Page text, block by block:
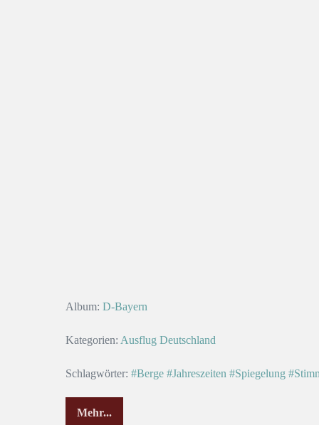
Album: D-Bayern
Kategorien: Ausflug Deutschland
Schlagwörter: #Berge #Jahreszeiten #Spiegelung
Mehr...